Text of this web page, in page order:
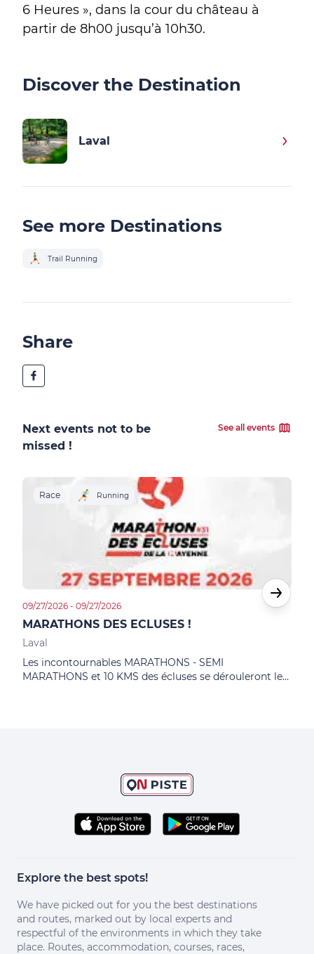
6 Heures », dans la cour du château à
partir de 8h00 jusqu’à 10h30.
Discover the Destination
Laval
See more Destinations
Trail Running
Share
Next events not to be
missed !
See all events
Race Running
09/27/2026 - 09/27/2026
MARATHONS DES ECLUSES !
Laval
Les incontournables MARATHONS - SEMI
MARATHONS et 10 KMS des écluses se dérouleront le
Explore the best spots!
We have picked out for you the best destinations
and routes, marked out by local experts and
respectful of the environments in which they take
place. Routes, accommodation, courses, races,